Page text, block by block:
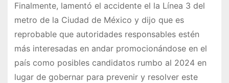
Finalmente, lamentó el accidente el la Línea 3 del
metro de la Ciudad de México y dijo que es
reprobable que autoridades responsables estén
más interesadas en andar promocionándose en el
país como posibles candidatos rumbo al 2024 en
lugar de gobernar para prevenir y resolver este